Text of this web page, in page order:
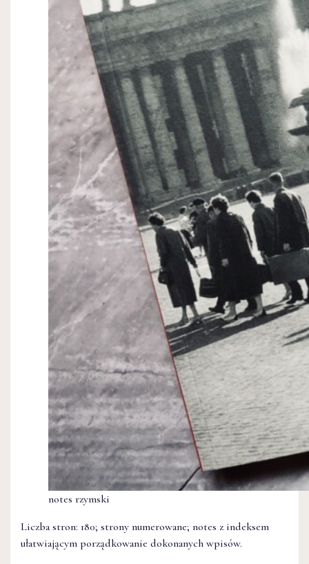
notes rzymski
Liczba stron: 180; strony numerowane; notes z indeksem
ułatwiającym porządkowanie dokonanych wpisów.